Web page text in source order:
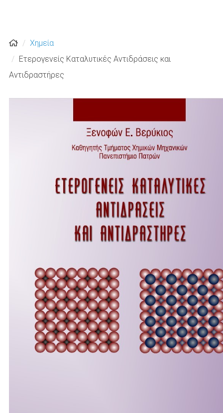
Χημεία
Ετερογενείς Καταλυτικές Αντιδράσεις και
Αντιδραστήρες